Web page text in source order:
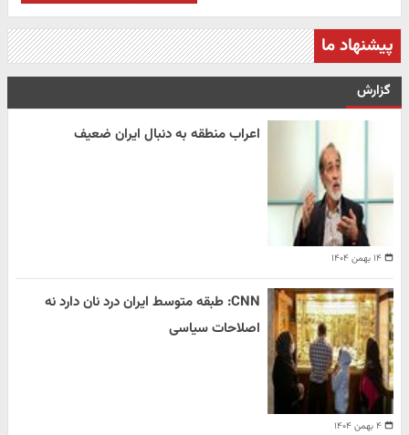
پیشنهاد ما
گزارش
۱۴ بهمن ۱۴۰۴
اعراب منطقه به دنبال ایران ضعیف
۴ بهمن ۱۴۰۴
CNN: طبقه متوسط ایران درد نان دارد نه
اصلاحات سیاسی